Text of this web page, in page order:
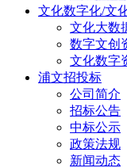
文化数字化/文
文化大数
数字文创
文化数字
浦文招投标
公司简介
招标公告
中标公示
政策法规
新闻动态